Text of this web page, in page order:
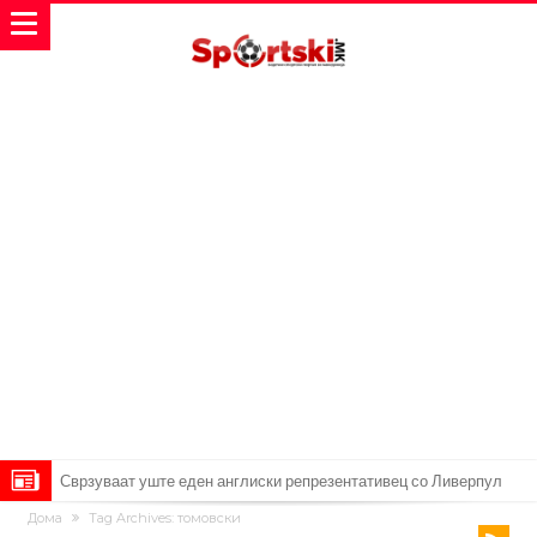
Замена за Влаховиќ: Напаѓачот на Манчестер доаѓа во Јувентус!
УЕФА повторно се заканува со бојкот на турнирите на ФИФА
Дома Tag Archives: томовски